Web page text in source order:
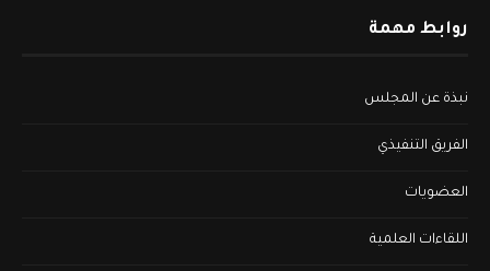
روابط مهمة
نبذة عن المجلس
الفريق التنفيذي
العضويات
اللقاءات العلمية